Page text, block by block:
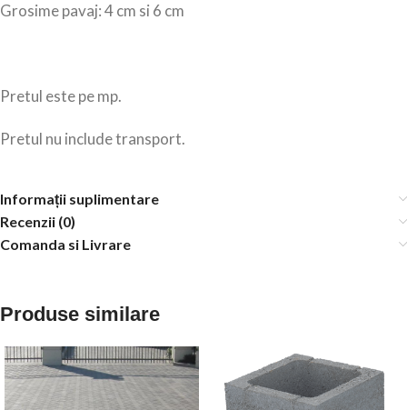
Grosime pavaj: 4 cm si 6 cm
Pretul este pe mp.
Pretul nu include transport.
Informații suplimentare
Recenzii (0)
Comanda si Livrare
Produse similare